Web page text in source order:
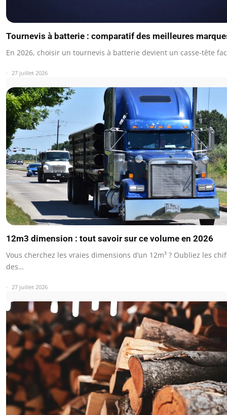
Tournevis à batterie : comparatif des meilleures
En 2026, choisir un tournevis à batterie devient un casse-tête
27 juillet 2026
12m3 dimension : tout savoir sur ce volume en 2026
Vous cherchez les vraies dimensions d’un 12m³ ? Oubliez les
des…
27 juillet 2026